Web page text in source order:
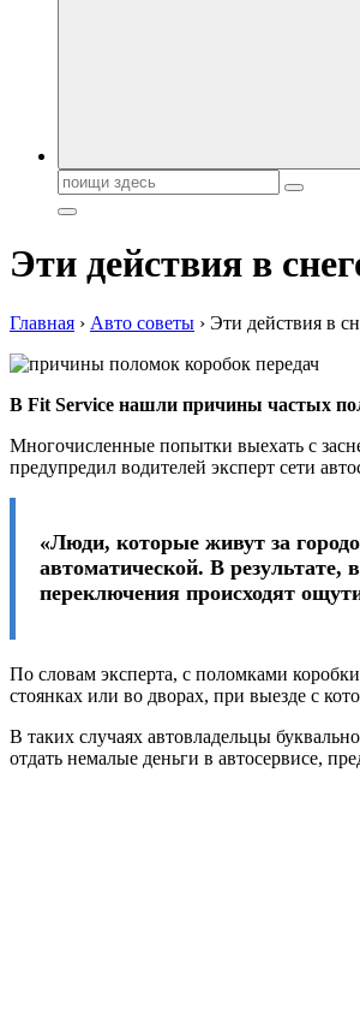
Поиск:
Эти действия в
Главная › Авто советы › Эти действия в
В Fit Service нашли причины частых
Многочисленные попытки выехать с
предупредил водителей эксперт сети
«Люди, которые живут за
автоматической. В
переключения происходят
По словам эксперта, с поломками
стоянках или во дворах, при выезде с
В таких случаях автовладельцы
отдать немалые деньги в автосервисе,